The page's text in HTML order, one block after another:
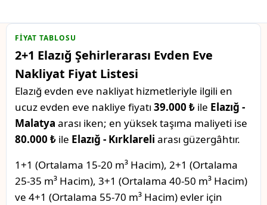
FIYAT TABLOSU
2+1 Elazığ Şehirlerarası Evden Eve
Nakliyat Fiyat Listesi
Elazığ evden eve nakliyat hizmetleriyle ilgili en
ucuz evden eve nakliye fiyatı 39.000 ₺ ile Elazığ -
Malatya arası iken; en yüksek taşıma maliyeti ise
80.000 ₺ ile Elazığ - Kırklareli arası güzergâhtır.
1+1 (Ortalama 15-20 m³ Hacim), 2+1 (Ortalama
25-35 m³ Hacim), 3+1 (Ortalama 40-50 m³ Hacim)
ve 4+1 (Ortalama 55-70 m³ Hacim) evler için